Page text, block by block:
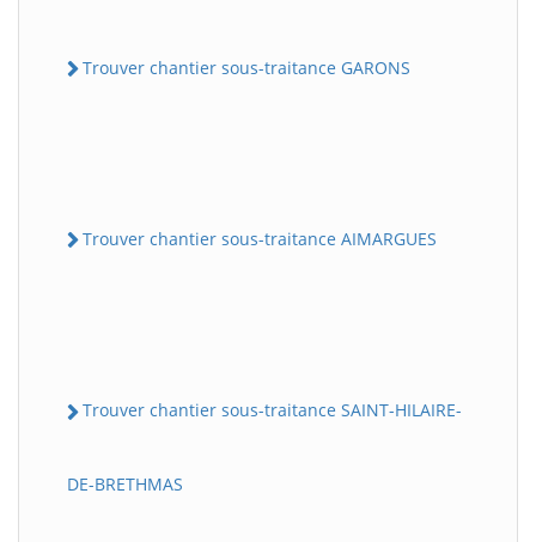
Trouver chantier sous-traitance GARONS
Trouver chantier sous-traitance AIMARGUES
Trouver chantier sous-traitance SAINT-HILAIRE-
DE-BRETHMAS